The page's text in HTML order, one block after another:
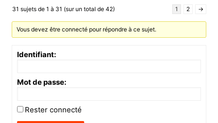
31 sujets de 1 à 31 (sur un total de 42) 1 2 →
Vous devez être connecté pour répondre à ce sujet.
Identifiant:
Mot de passe:
Rester connecté